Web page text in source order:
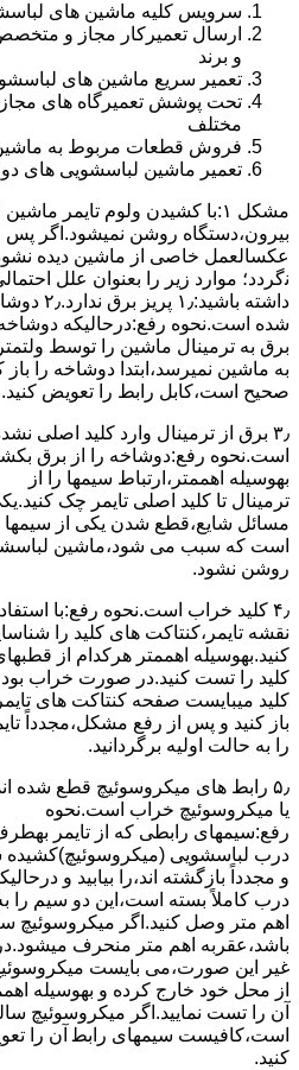
سرویس کلیه ماشین های
ارسال تعمیرکار مجاز و
و برند
تعمیر سریع ماشین های
تحت پوشش تعمیرگاه های
مختلف
فروش قطعات مربوط به
تعمیر ماشین لباسشویی های
مشکل ۱:ﺑﺎ ﮐﺸﯿﺪن وﻟﻮم ﺗﺎﯾﻤﺮ
ﺑﯿﺮون،دستگاه روﺷﻦ نمیشود.اﮔﺮ ﭘﺲ
عکسالعمل ﺧﺎﺻﯽ از ﻣﺎﺷﯿﻦ دﯾﺪه
ﻧگردد؛ موارد زیر را بعنوان ﻋﻠﻞ
داشته
ﺷﺪه است.نحوه رفع:درحالیکه
ﺑﺮق ﺑﻪ ﺗﺮﻣﯿﻨﺎل ﻣﺎﺷﯿﻦ را ﺗﻮﺳﻂ
ﺑﻪ ﻣﺎﺷﯿﻦ نمیرسد،اﺑﺘﺪا دوشاخه را
ﺻﺤﯿﺢ اﺳﺖ،ﮐﺎﺑﻞ راﺑﻂ را ﺗﻌﻮﯾﺾ کنید.
۳٫ ﺑﺮق از ﺗﺮﻣﯿﻨﺎل وارد ﮐﻠﯿﺪ اﺻﻠﯽ
است.نحوه رﻓﻊ:دوشاخه را از ﺑﺮق
بهوسیله اهممتر،ارﺗﺒﺎط سیمها را از
ﺗﺮﻣﯿﻨﺎل ﺗﺎ ﮐﻠﯿﺪ اﺻﻠﯽ ﺗﺎﯾﻤﺮ چک
مسائل شایع،ﻗﻄﻊ شدن ﯾﮑﯽ از سیمها
است که سبب می شود،ﻣﺎﺷﯿﻦ
روﺷﻦ نشود.
۴٫ ﮐﻠﯿﺪ ﺧﺮاب اﺳﺖ.نحوه رفع:ﺑﺎ
ﻧﻘﺸﻪ ﺗﺎﯾﻤﺮ،ﮐﻨﺘﺎﮐﺖ ﻫﺎی ﮐﻠﯿﺪ را
کنید.بهوسیله اهممتر هرکدام از
ﮐﻠﯿﺪ را ﺗﺴﺖ ﮐﻨﯿﺪ.در ﺻﻮرت ﺧﺮاب
ﮐﻠﯿﺪ میبایست ﺻﻔﺤﻪ ﮐﻨﺘﺎﮐﺖ ﻫﺎی ﺗﺎﯾﻤﺮ
باز کنید و ﭘﺲ از رﻓﻊ مشکل،مجدداً
را به حالت اوﻟﯿﻪ برگردانید.
۵٫ رابط های ﻣﯿﮑﺮوﺳﻮﺋﯿﭻ ﻗﻄﻊ شده
ﯾﺎ ﻣﯿﮑﺮوﺳﻮﺋﯿﭻ ﺧﺮاب اﺳﺖ.نحوه
رفع:سیمهای راﺑﻄﯽ ﮐﻪ از ﺗﺎﯾﻤﺮ
درب لباسشویی (ﻣﯿﮑﺮوﺳﻮﺋﯿﭻ)کشیده
و مجدداً بازگشته اند،را ﺑﯿﺎﺑﯿﺪ و
درب کاملاً ﺑﺴﺘﻪ اﺳﺖ،اﯾﻦ دو ﺳﯿﻢ را
اﻫﻢ ﻣﺘﺮ وصل کنید.اﮔﺮ ﻣﯿﮑﺮوﺳﻮﺋﯿﭻ
ﺑﺎﺷﺪ،ﻋﻘﺮﺑﻪ اهم متر ﻣﻨﺤﺮف میشود.در
ﻏﯿﺮ اﯾﻦ ﺻﻮرت،می بایست ﻣﯿﮑﺮوﺳﻮﺋﯿﭻ
از ﻣﺤﻞ خود ﺧﺎرج کرده و بهوسیله
آن را ﺗﺴﺖ ﻧﻤﺎﯾﯿﺪ.اﮔﺮ ﻣﯿﮑﺮوﺳﻮﺋﯿﭻ
اﺳﺖ،ﮐﺎﻓﯿﺴﺖ سیمهای راﺑﻄ آن را
کنید.